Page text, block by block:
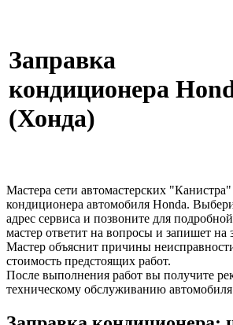
Заправка
кондиционера
(Хонда)
Мастера сети автомастерских
кондиционера автомобиля Honda.
адрес сервиса и позвоните для
мастер ответит на вопросы и запишет на
Мастер объяснит причины
стоимость предстоящих работ.
После выполнения работ вы получите
техническому обслуживанию